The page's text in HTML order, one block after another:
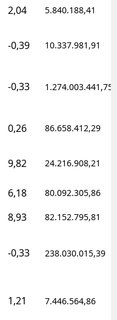
2,04 5.840.188,41
-0,39 10.337.981,91
-0,33 1.274.003.441,75
0,26 86.658.412,29
9,82 24.216.908,21
6,18 80.092.305,86
8,93 82.152.795,81
-0,33 238.030.015,39
1,21 7.446.564,86